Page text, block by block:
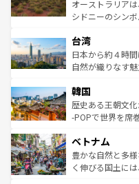
るだろう。車で
情報は
文化や歴史が息
人々、おいしい
ク、伝統的なフ
っている。訪れ
はコンテンツ一覧
オーストラリア
シドニーのシン
リアリーフや大
ク）、タスマニ
ど、見どころが
いる。アクティ
ビング、ハイキ
い。オーストラ
参照してほしい。
台湾
日本から約４時
自然が織りなす
ン）、静ひつな山
と山間の静けさ
驚きをもたらし
容にもいいと評判
が味
照してほしい。
韓国
歴史ある王朝文
-POPで世界を席
き、地方に足を延
できる。そして
まで、さまざま
ベトナム
豊かな自然と多
く伸びる国土に